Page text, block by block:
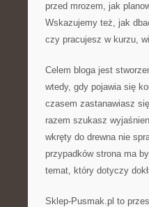
przed mrozem, jak
Wskazujemy też, jak
czy pracujesz w kurzu,
Celem bloga jest
wtedy, gdy pojawia się
czasem zastanawiasz
razem szukasz
wkręty do drewna nie
przypadków strona ma
temat, który dotyczy
Sklep-Pusmak.pl to